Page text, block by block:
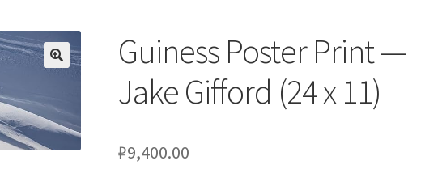
Guiness Poster Print —
Jake Gifford (24 x 11)
₽9,400.00